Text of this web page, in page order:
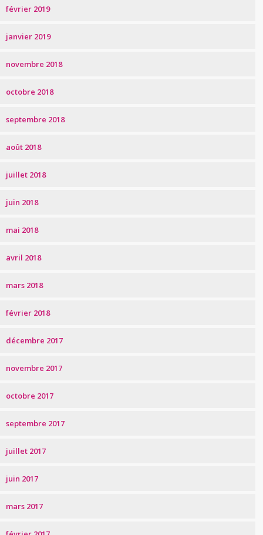
février 2019
janvier 2019
novembre 2018
octobre 2018
septembre 2018
août 2018
juillet 2018
juin 2018
mai 2018
avril 2018
mars 2018
février 2018
décembre 2017
novembre 2017
octobre 2017
septembre 2017
juillet 2017
juin 2017
mars 2017